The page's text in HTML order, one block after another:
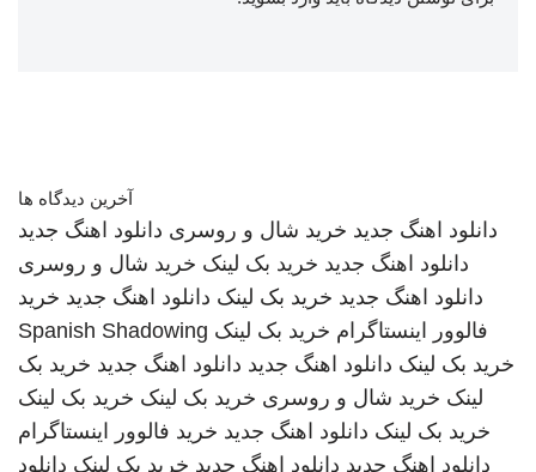
آخرین دیدگاه ها
دانلود اهنگ جدید خرید شال و روسری دانلود اهنگ جدید
دانلود اهنگ جدید خرید بک لینک خرید شال و روسری
دانلود اهنگ جدید خرید بک لینک دانلود اهنگ جدید خرید
فالوور اینستاگرام خرید بک لینک Spanish Shadowing
خرید بک لینک دانلود اهنگ جدید دانلود اهنگ جدید خرید بک
لینک خرید شال و روسری خرید بک لینک خرید بک لینک
خرید بک لینک دانلود اهنگ جدید خرید فالوور اینستاگرام
دانلود اهنگ جدید دانلود اهنگ جدید خرید بک لینک دانلود